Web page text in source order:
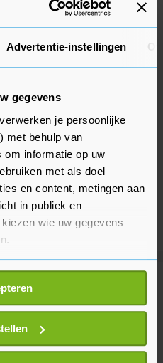
Advertentie-instellingen
gegevens
verwerken je persoonlijke
met behulp van
om informatie op uw
met als doel
en content, metingen aan
in publiek en
wie uw gegevens
graag:
over uw geografische
nauwkeurig kan zijn
door het actief te
(fingerprinting)
van